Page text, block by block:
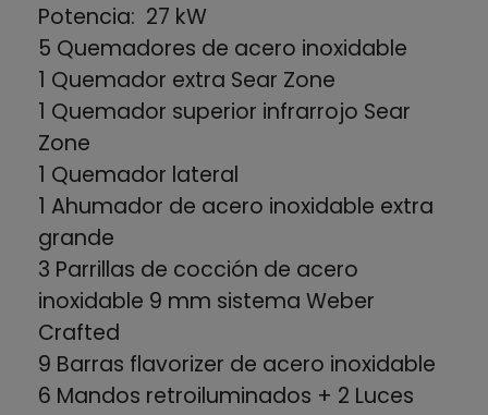
Potencia: 27 kW
5 Quemadores de acero inoxidable
1 Quemador extra Sear Zone
1 Quemador superior infrarrojo Sear
Zone
1 Quemador lateral
1 Ahumador de acero inoxidable extra
grande
3 Parrillas de cocción de acero
inoxidable 9 mm sistema Weber
Crafted
9 Barras flavorizer de acero inoxidable
6 Mandos retroiluminados + 2 Luces